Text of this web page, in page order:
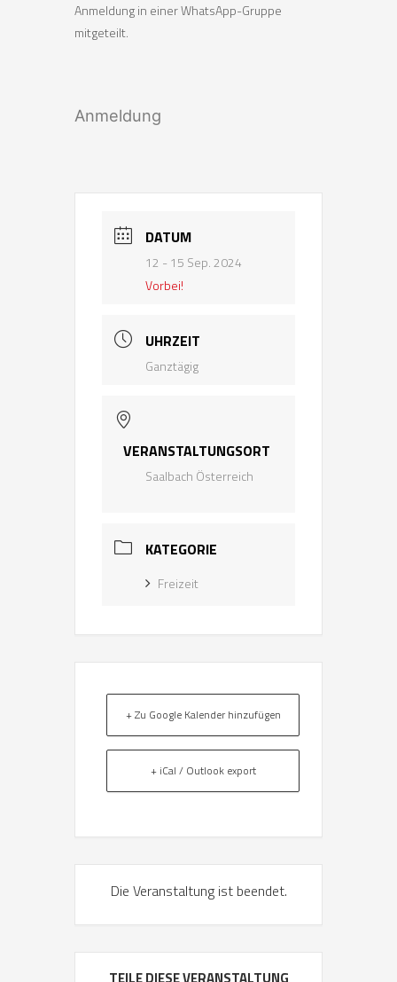
Anmeldung in einer WhatsApp-Gruppe
mitgeteilt.
Anmeldung
DATUM
12 - 15 Sep. 2024
Vorbei!
UHRZEIT
Ganztägig
VERANSTALTUNGSORT
Saalbach Österreich
KATEGORIE
Freizeit
+ Zu Google Kalender hinzufügen
+ iCal / Outlook export
Die Veranstaltung ist beendet.